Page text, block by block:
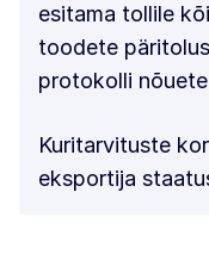
esitama tollile
toodete
protokolli
Kuritarvituste
eksportija